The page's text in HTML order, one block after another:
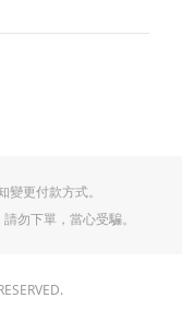
更付款方式。
勿下單，當心受騙。